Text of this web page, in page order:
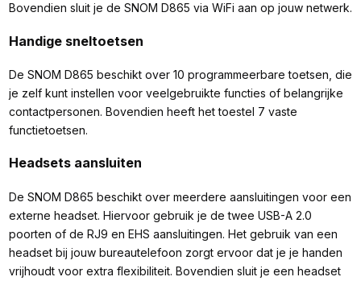
Bovendien sluit je de SNOM D865 via WiFi aan op jouw netwerk.
Handige sneltoetsen
De SNOM D865 beschikt over 10 programmeerbare toetsen, die
je zelf kunt instellen voor veelgebruikte functies of belangrijke
contactpersonen. Bovendien heeft het toestel 7 vaste
functietoetsen.
Headsets aansluiten
De SNOM D865 beschikt over meerdere aansluitingen voor een
externe headset. Hiervoor gebruik je de twee USB-A 2.0
poorten of de RJ9 en EHS aansluitingen. Het gebruik van een
headset bij jouw bureautelefoon zorgt ervoor dat je je handen
vrijhoudt voor extra flexibiliteit. Bovendien sluit je een headset